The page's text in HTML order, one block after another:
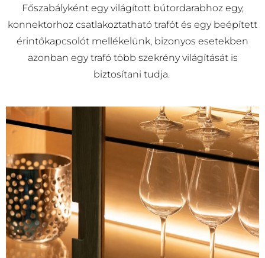
Főszabályként egy világított bútordarabhoz egy,
konnektorhoz csatlakoztatható trafót és egy beépített
érintőkapcsolót mellékelünk, bizonyos esetekben
azonban egy trafó több szekrény világítását is
biztosítani tudja.